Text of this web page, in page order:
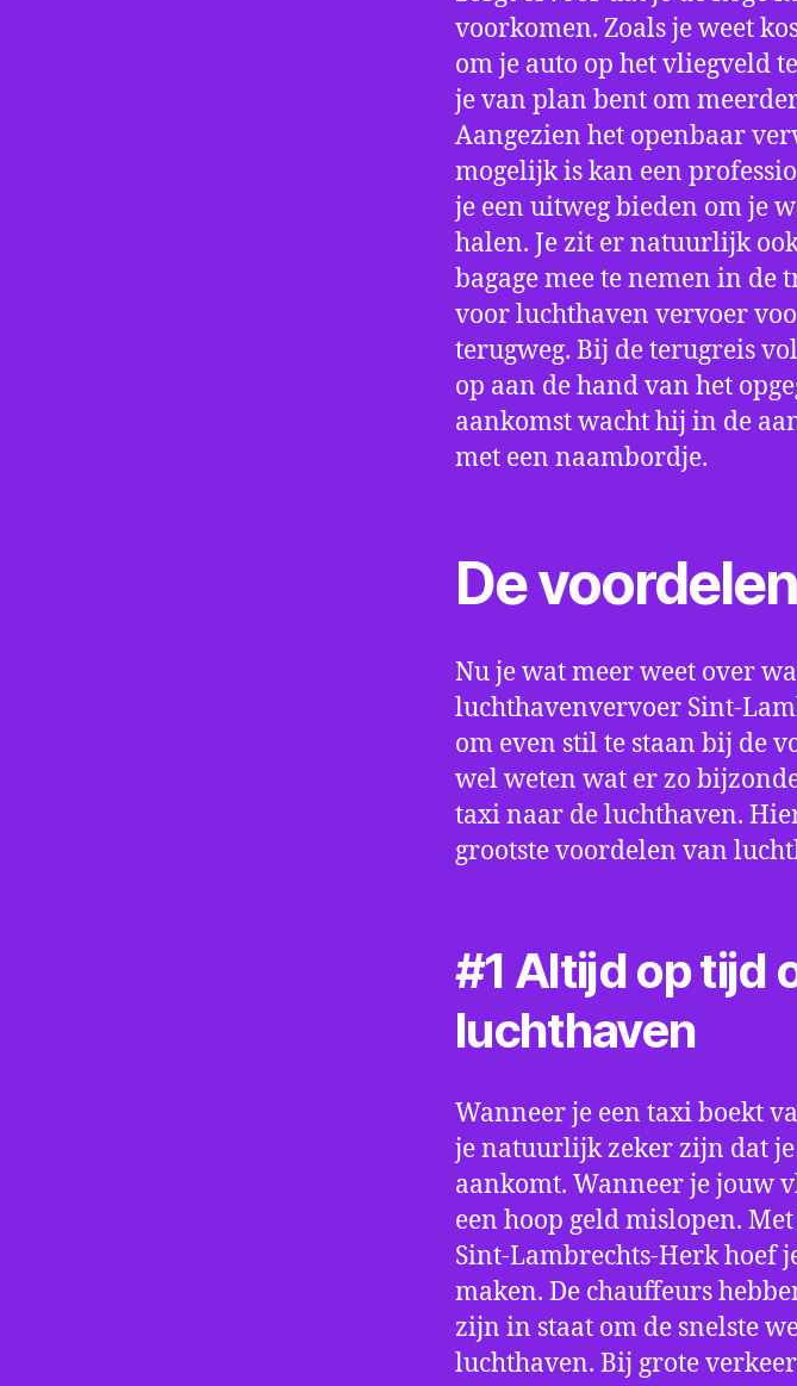
voorkomen. Zoals je weet
om je auto op het vliegveld
je van plan bent om
Aangezien het openbaar
mogelijk is kan een
je een uitweg bieden om je
halen. Je zit er natuurlijk
bagage mee te nemen in de
voor luchthaven vervoer
terugweg. Bij de terugreis
op aan de hand van het
aankomst wacht hij in de
met een naambordje.
De
Nu je wat meer weet over
luchthavenvervoer Sint-
om even stil te staan bij de
wel weten wat er zo
taxi naar de luchthaven.
grootste voordelen van
#1 Altijd op tijd
luchthaven
Wanneer je een taxi boekt
je natuurlijk zeker zijn dat
aankomt. Wanneer je jouw
een hoop geld mislopen.
Sint-Lambrechts-Herk hoef
maken. De chauffeurs
zijn in staat om de snelste
luchthaven. Bij grote